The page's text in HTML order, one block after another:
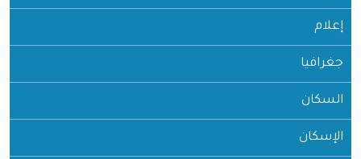
إعلام
جغرافيا
السكان
الإسكان